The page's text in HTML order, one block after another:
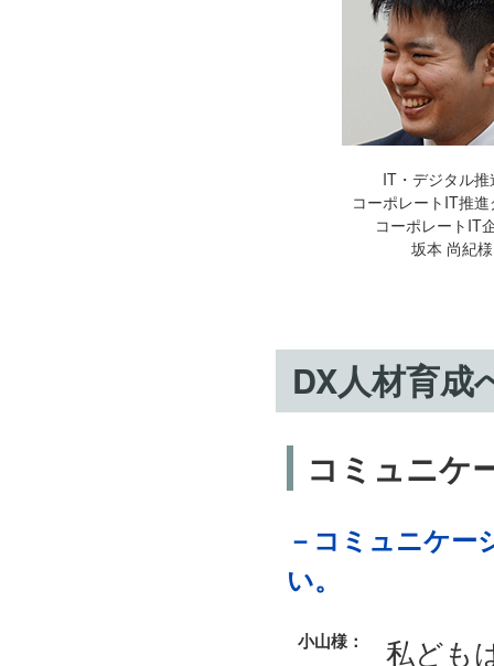
IT・デジタル
コーポレートIT推
コーポレートIT
坂本 尚紀様
DX人材育成
コミュニケ
－コミュニケ
い。
小山様：
私ども